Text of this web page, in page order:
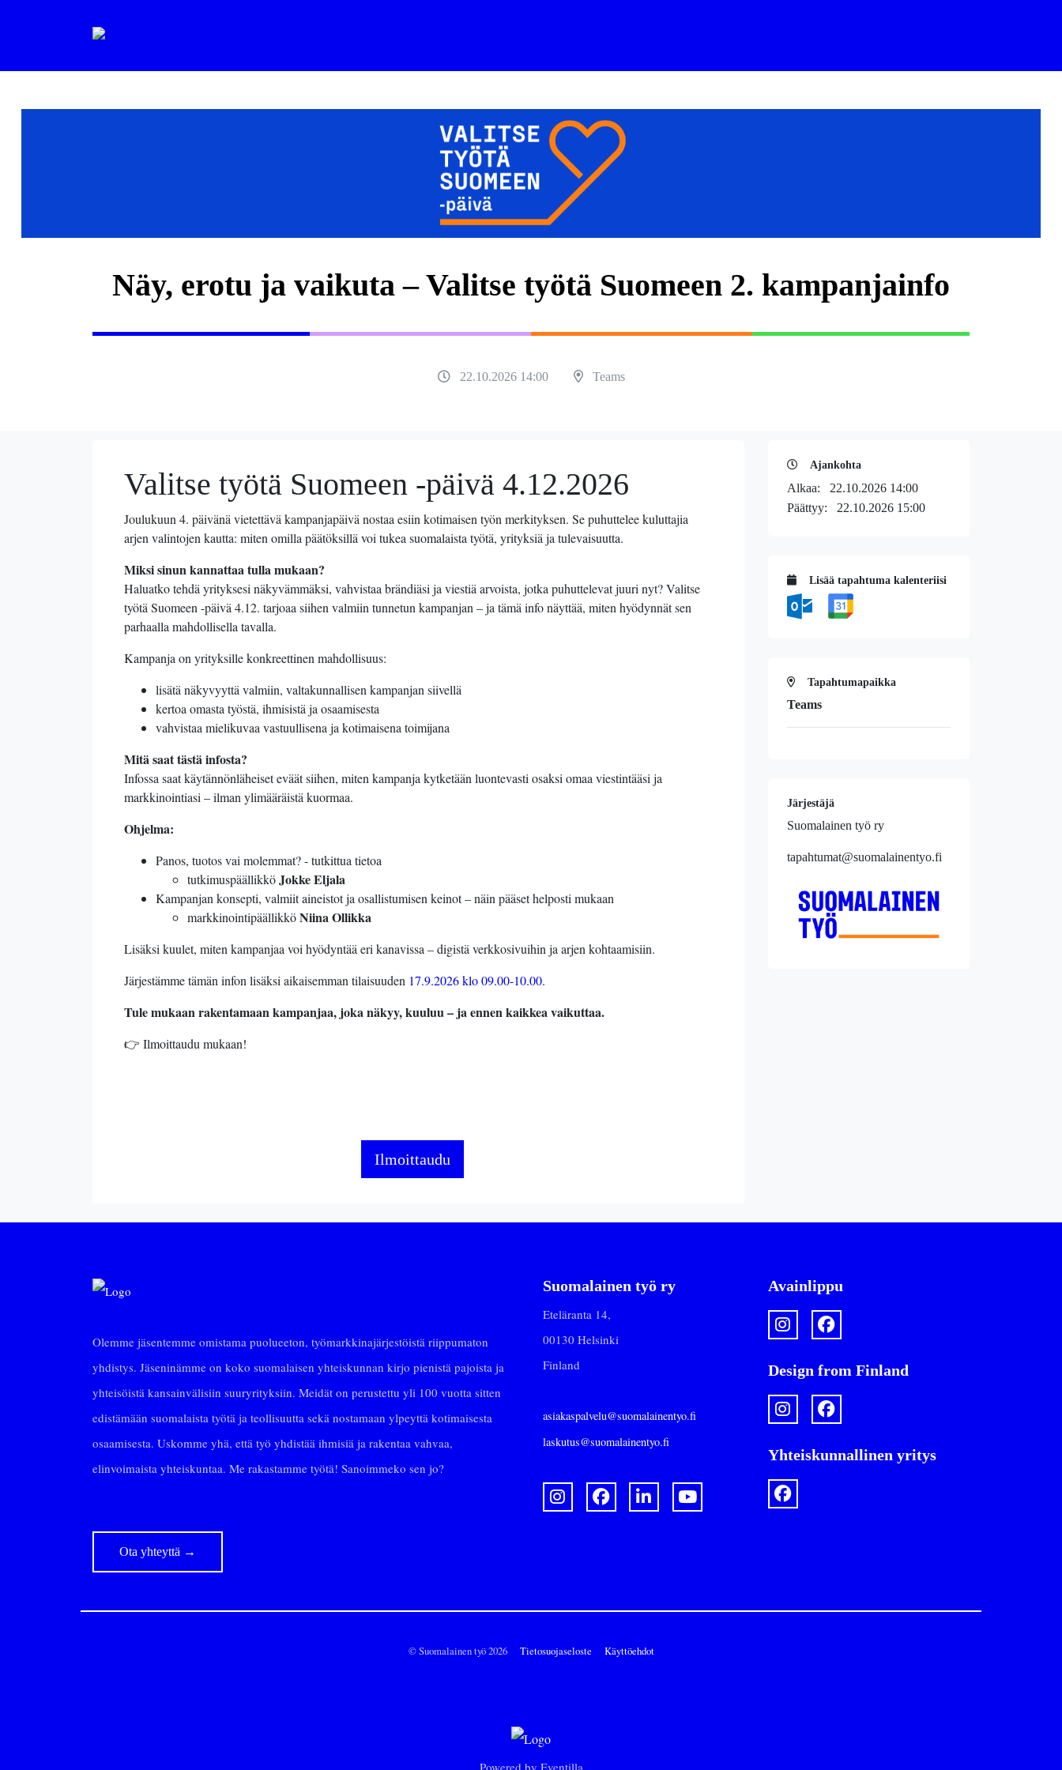
Näy, erotu ja vaikuta – Valitse työtä Suomeen 2. kampanjainfo
22.10.2026 14:00 Teams
Valitse työtä Suomeen -päivä 4.12.2026
Joulukuun 4. päivänä vietettävä kampanjapäivä nostaa esiin kotimaisen työn merkityksen. Se puhuttelee kuluttajia
arjen valintojen kautta: miten omilla päätöksillä voi tukea suomalaista työtä, yrityksiä ja tulevaisuutta.
Miksi sinun kannattaa tulla mukaan?
Haluatko tehdä yrityksesi näkyvämmäksi, vahvistaa brändiäsi ja viestiä arvoista, jotka puhuttelevat juuri nyt? Valitse
työtä Suomeen -päivä 4.12. tarjoaa siihen valmiin tunnetun kampanjan – ja tämä info näyttää, miten hyödynnät sen
parhaalla mahdollisella tavalla.
Kampanja on yrityksille konkreettinen mahdollisuus:
lisätä näkyvyyttä valmiin, valtakunnallisen kampanjan siivellä
kertoa omasta työstä, ihmisistä ja osaamisesta
vahvistaa mielikuvaa vastuullisena ja kotimaisena toimijana
Mitä saat tästä infosta?
Infossa saat käytännönläheiset eväät siihen, miten kampanja kytketään luontevasti osaksi omaa viestintääsi ja
markkinointiasi – ilman ylimääräistä kuormaa.
Ohjelma:
Panos, tuotos vai molemmat? - tutkittua tietoa
tutkimuspäällikköJokke Eljala
Kampanjan konsepti, valmiit aineistot ja osallistumisen keinot – näin pääset helposti mukaan
markkinointipäällikköNiina Ollikka
Lisäksi kuulet, miten kampanjaa voi hyödyntää eri kanavissa – digistä verkkosivuihin ja arjen kohtaamisiin.
Järjestämme tämän infon lisäksi aikaisemman tilaisuuden 17.9.2026 klo 09.00-10.00.
Tule mukaan rakentamaan kampanjaa, joka näkyy, kuuluu – ja ennen kaikkea vaikuttaa.
👉 Ilmoittaudu mukaan!
Ajankohta
Alkaa: 22.10.2026 14:00
Päättyy: 22.10.2026 15:00
Lisää tapahtuma kalenteriisi
Tapahtumapaikka
Teams
Järjestäjä
Suomalainen työ ry
tapahtumat@suomalainentyo.fi
Olemme jäsentemme omistama puolueeton, työmarkkinajärjestöistä riippumaton
yhdistys. Jäseninämme on koko suomalaisen yhteiskunnan kirjo pienistä pajoista ja
yhteisöistä kansainvälisiin suuryrityksiin. Meidät on perustettu yli 100 vuotta sitten
edistämään suomalaista työtä ja teollisuutta sekä nostamaan ylpeyttä kotimaisesta
osaamisesta. Uskomme yhä, että työ yhdistää ihmisiä ja rakentaa vahvaa,
elinvoimaista yhteiskuntaa. Me rakastamme työtä! Sanoimmeko sen jo?
Ota yhteyttä →
Suomalainen työ ry
Eteläranta 14,
00130 Helsinki
Finland
asiakaspalvelu@suomalainentyo.fi
laskutus@suomalainentyo.fi
Avainlippu
Design from Finland
Yhteiskunnallinen yritys
© Suomalainen työ 2026 Tietosuojaseloste Käyttöehdot
Powered by Eventilla